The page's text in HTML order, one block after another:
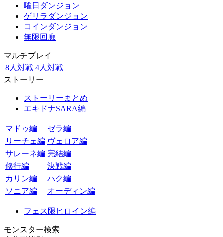
曜日ダンジョン
ゲリラダンジョン
コインダンジョン
無限回廊
マルチプレイ
8人対戦 4人対戦
ストーリー
ストーリーまとめ
エキドナSARA編
マドゥ編
ゼラ編
リーチェ編 ヴェロア編
サレーネ編 完結編
修行編
決戦編
カリン編
ハク編
ソニア編
オーディン編
フェス限ヒロイン編
モンスター検索